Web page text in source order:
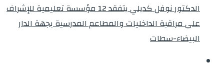
الدكتور نوفل كديلي يتفقد 12 مؤسسة تعليمية للإشراف
على مراقبة الداخليات والمطاعم المدرسية بجهة الدار
البيضاء-سطات